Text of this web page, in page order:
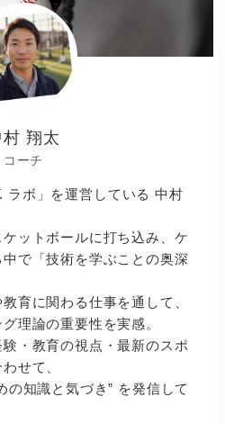
村 翔太
コーチ
ラボ」を運営している 中村
ットボールに打ち込み、ケ
で「技術を学ぶことの奥深
育に関わる仕事を通して、
理論の重要性を実感。
・教育の視点・最新のスポ
せて、
の知識と気づき” を発信して